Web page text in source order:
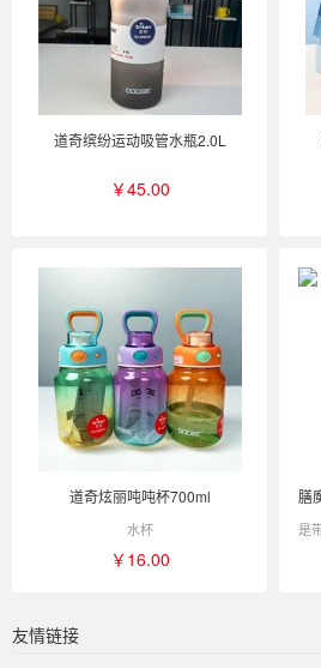
道奇缤纷运动吸管水瓶2.0L
￥45.00
道奇炫丽吨吨杯700ml
水杯
￥16.00
友情链接